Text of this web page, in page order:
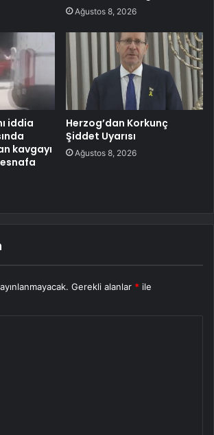
Ağustos 8, 2026
iddia
kavgayı
Herzog’dan Korkunç
Şiddet Uyarısı
Ağustos 8, 2026
Gerekli alanlar * ile